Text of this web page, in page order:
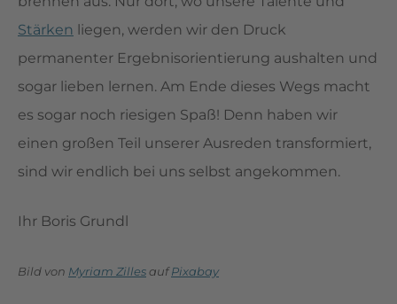
Stärken liegen, werden wir den Druck
permanenter Ergebnisorientierung aushalten und
sogar lieben lernen. Am Ende dieses Wegs macht
es sogar noch riesigen Spaß! Denn haben wir
einen großen Teil unserer Ausreden transformiert,
sind wir endlich bei uns selbst angekommen.
Ihr Boris Grundl
Bild von Myriam Zilles aufPixabay